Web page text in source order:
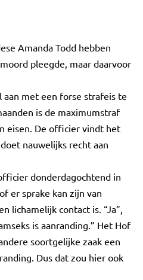
Amanda Todd hebben
pleegde, maar daarvoor
met een forse strafeis te
is de maximumstraf
eisen. De officier vindt het
nauwelijks recht aan
donderdagochtend in
er sprake kan zijn van
lichamelijk contact is. “Ja”,
is aanranding.” Het Hof
soortgelijke zaak een
Dus dat zou hier ook